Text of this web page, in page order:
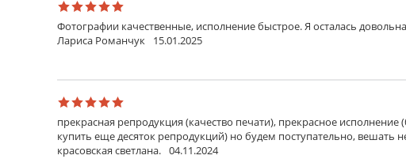
Фотографии качественные, исполнение быстрое. Я осталась
Лариса Романчук
15.01.2025
прекрасная репродукция (качество печати), прекрасное
купить еще десяток репродукций) но будем поступательно, вешать
красовская светлана. 04.11.2024